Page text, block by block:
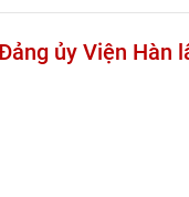
ủy Viện Hàn